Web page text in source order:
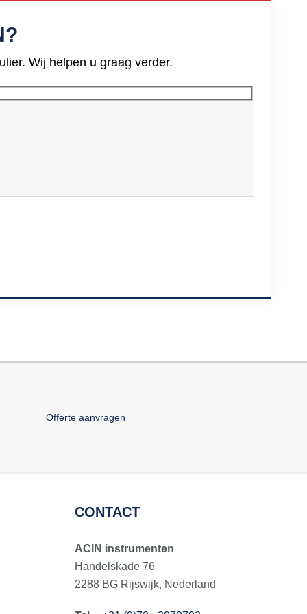
Wij helpen u graag verder.
Offerte aanvragen
CONTACT
ACIN instrumenten
Handelskade 76
2288 BG Rijswijk, Nederland